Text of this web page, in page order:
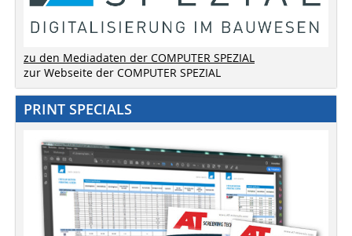
zu den Mediadaten der COMPUTER SPEZIAL
zur Webseite der COMPUTER SPEZIAL
PRINT SPECIALS